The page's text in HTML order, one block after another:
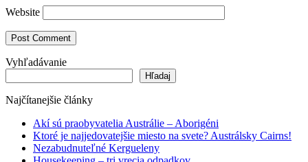
Website
Vyhľadávanie
Hľadaj
Najčítanejšie články
Akí sú praobyvatelia Austrálie – Aborigéni
Ktoré je najjedovatejšie miesto na svete? Austrálsky Cairns!
Nezabudnuteľné Kergueleny